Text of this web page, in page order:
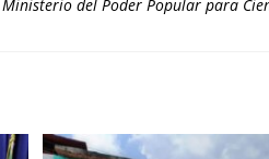
del Poder Popular para